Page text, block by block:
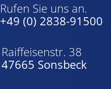
Rufen Sie uns an.
+49 (0) 2838-91500
Raiffeisenstr. 38
47665 Sonsbeck